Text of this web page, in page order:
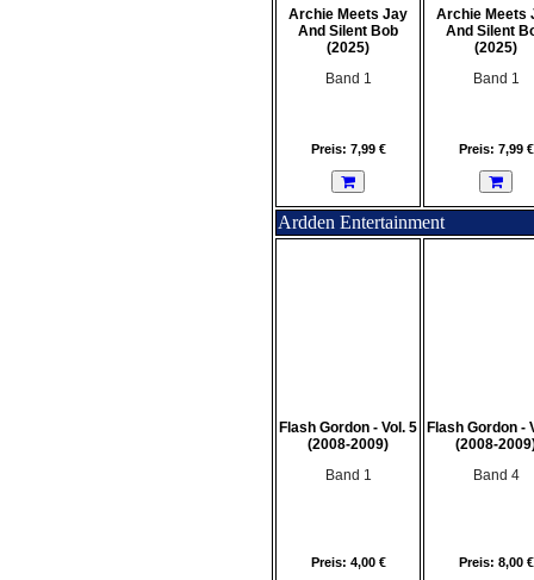
Archie Meets Jay
And Silent Bob
(2025)
Band 1
Preis: 7,99 €
Archie Meets
And Silent
(2025)
Band 1
Preis: 7,99 €
Ardden Entertainment
Flash Gordon - Vol. 5
(2008-2009)
Band 1
Preis: 4,00 €
Flash Gordon -
(2008-
Band 4
Preis: 8,00 €